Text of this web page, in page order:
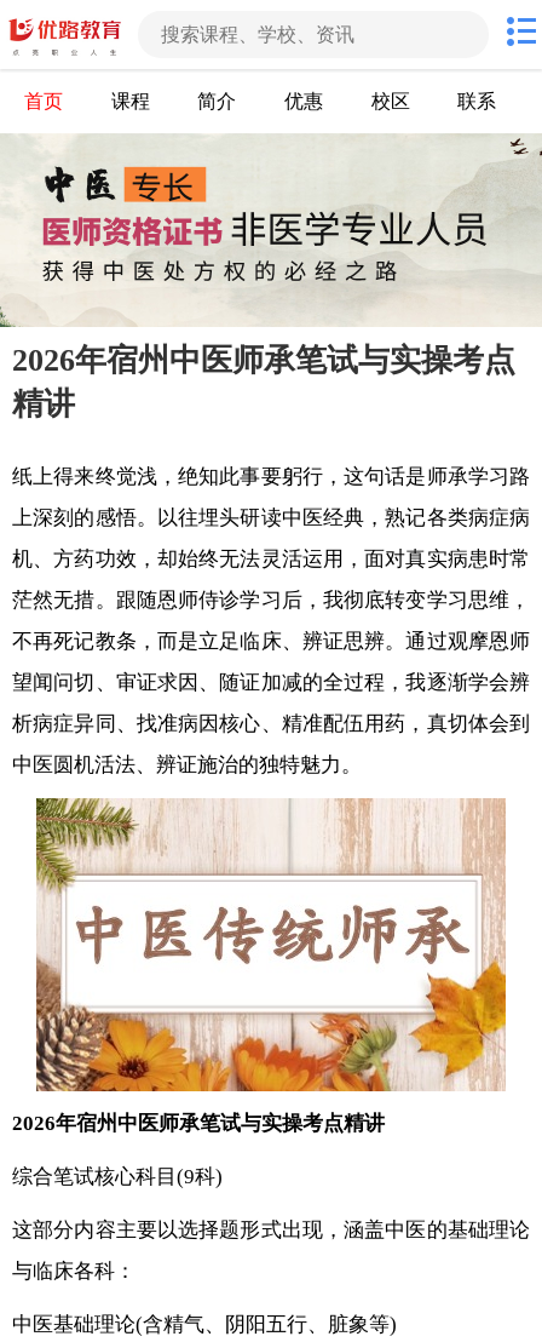
首页 课程 简介 优惠 校区 联系
2026年宿州中医师承笔试与实操考点
精讲
纸上得来终觉浅，绝知此事要躬行，这句话是师承学习路
上深刻的感悟。以往埋头研读中医经典，熟记各类病症病
机、方药功效，却始终无法灵活运用，面对真实病患时常
茫然无措。跟随恩师侍诊学习后，我彻底转变学习思维，
不再死记教条，而是立足临床、辨证思辨。通过观摩恩师
望闻问切、审证求因、随证加减的全过程，我逐渐学会辨
析病症异同、找准病因核心、精准配伍用药，真切体会到
中医圆机活法、辨证施治的独特魅力。
2026年宿州中医师承笔试与实操考点精讲
综合笔试核心科目(9科)
这部分内容主要以选择题形式出现，涵盖中医的基础理论
与临床各科：
中医基础理论(含精气、阴阳五行、脏象等)